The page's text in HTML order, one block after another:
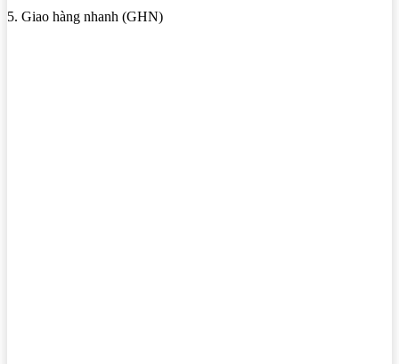
5. Giao hàng nhanh (GHN)